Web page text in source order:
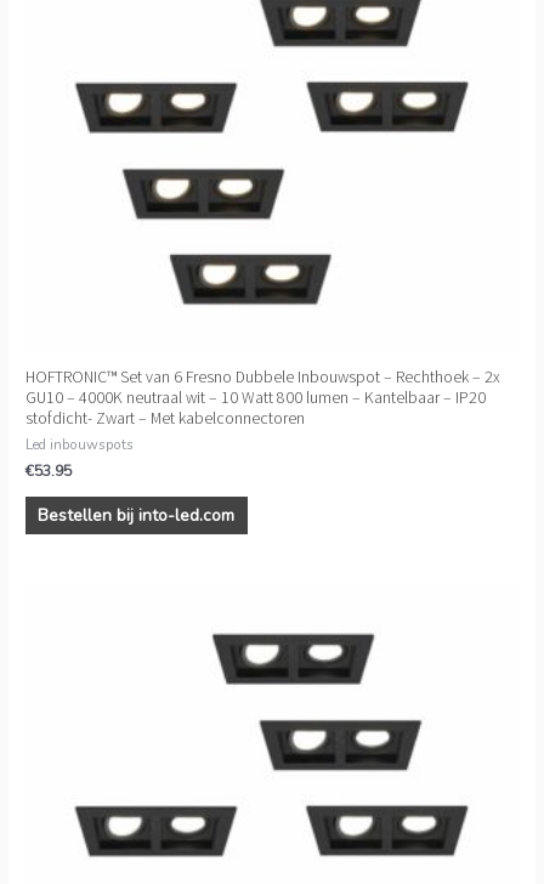
HOFTRONIC™ Set van 6 Fresno Dubbele Inbouwspot – Rechthoek – 2x
GU10 – 4000K neutraal wit – 10 Watt 800 lumen – Kantelbaar – IP20
stofdicht- Zwart – Met kabelconnectoren
Led inbouwspots
€53.95
Bestellen bij into-led.com